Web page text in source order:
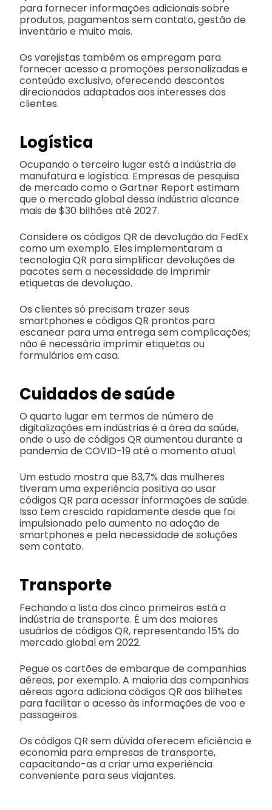
para fornecer informações adicionais sobre
produtos, pagamentos sem contato, gestão de
inventário e muito mais.
Os varejistas também os empregam para
fornecer acesso a promoções personalizadas e
conteúdo exclusivo, oferecendo descontos
direcionados adaptados aos interesses dos
clientes.
Logística
Ocupando o terceiro lugar está a indústria de
manufatura e logística. Empresas de pesquisa
de mercado como o Gartner Report estimam
que o mercado global dessa indústria alcance
mais de $30 bilhões até 2027.
Considere os códigos QR de devolução da FedEx
como um exemplo. Eles implementaram a
tecnologia QR para simplificar devoluções de
pacotes sem a necessidade de imprimir
etiquetas de devolução.
Os clientes só precisam trazer seus
smartphones e códigos QR prontos para
escanear para uma entrega sem complicações;
não é necessário imprimir etiquetas ou
formulários em casa.
Cuidados de saúde
O quarto lugar em termos de número de
digitalizações em indústrias é a área da saúde,
onde o uso de códigos QR aumentou durante a
pandemia de COVID-19 até o momento atual.
Um estudo mostra que 83,7% das mulheres
tiveram uma experiência positiva ao usar
códigos QR para acessar informações de saúde.
Isso tem crescido rapidamente desde que foi
impulsionado pelo aumento na adoção de
smartphones e pela necessidade de soluções
sem contato.
Transporte
Fechando a lista dos cinco primeiros está a
indústria de transporte. É um dos maiores
usuários de códigos QR, representando 15% do
mercado global em 2022.
Pegue os cartões de embarque de companhias
aéreas, por exemplo. A maioria das companhias
aéreas agora adiciona códigos QR aos bilhetes
para facilitar o acesso às informações de voo e
passageiros.
Os códigos QR sem dúvida oferecem eficiência e
economia para empresas de transporte,
capacitando-as a criar uma experiência
conveniente para seus viajantes.